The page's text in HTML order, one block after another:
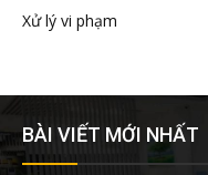
Xử lý vi phạm
BÀI VIẾT MỚI NHẤT